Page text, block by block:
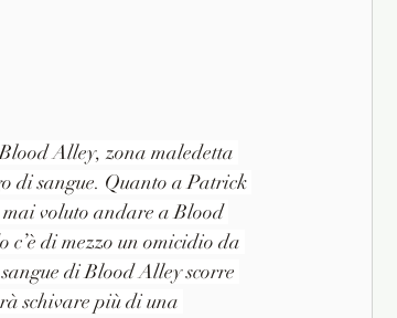
Alley, zona maledetta
di sangue. Quanto a Patrick
mai voluto andare a Blood
di mezzo un omicidio da
di Blood Alley scorre
schivare più di una